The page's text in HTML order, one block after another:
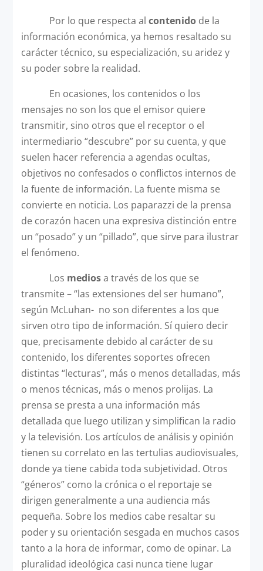
Por lo que respecta al contenidode la
información económica, ya hemos resaltado su
carácter técnico, su especialización, su aridez y
su poder sobre la realidad.
En ocasiones, los contenidos o los
mensajes no son los que el emisor quiere
transmitir, sino otros que el receptor o el
intermediario “descubre” por su cuenta, y que
suelen hacer referencia a agendas ocultas,
objetivos no confesados o conflictos internos de
la fuente de información. La fuente misma se
convierte en noticia. Los paparazzi de la prensa
de corazón hacen una expresiva distinción entre
un “posado” y un “pillado”, que sirve para ilustrar
el fenómeno.
Los mediosa través de los que se
transmite – “las extensiones del ser humano”,
según McLuhan- no son diferentes a los que
sirven otro tipo de información. Sí quiero decir
que, precisamente debido al carácter de su
contenido, los diferentes soportes ofrecen
distintas “lecturas”, más o menos detalladas, más
o menos técnicas, más o menos prolijas. La
prensa se presta a una información más
detallada que luego utilizan y simplifican la radio
y la televisión. Los artículos de análisis y opinión
tienen su correlato en las tertulias audiovisuales,
donde ya tiene cabida toda subjetividad. Otros
“géneros” como la crónica o el reportaje se
dirigen generalmente a una audiencia más
pequeña. Sobre los medios cabe resaltar su
poder y su orientación sesgada en muchos casos
tanto a la hora de informar, como de opinar. La
pluralidad ideológica casi nunca tiene lugar